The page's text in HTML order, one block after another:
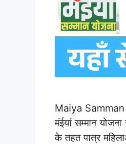
Maiya Samman
मंईयां सम्मान
के तहत पात्र